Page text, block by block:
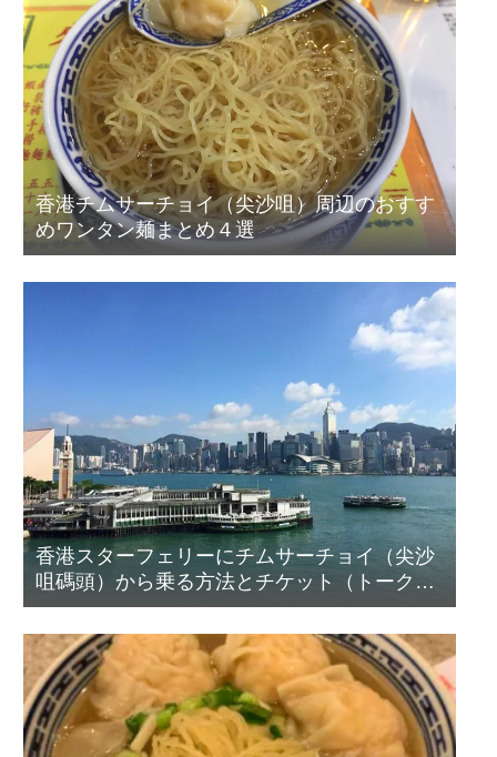
香港チムサーチョイ（尖沙咀）周辺のおすす
めワンタン麺まとめ４選
香港スターフェリーにチムサーチョイ（尖沙
咀碼頭）から乗る方法とチケット（トーク
ン）の買い方